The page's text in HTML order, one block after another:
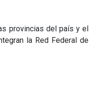
provincias del país y el
la Red Federal de